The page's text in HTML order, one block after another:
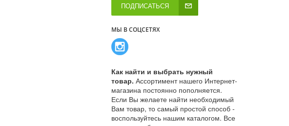
ПОДПИСАТЬСЯ
МЫ В СОЦСЕТЯХ
Как найти и выбрать нужный
товар. Ассортимент нашего Интернет-
магазина постоянно пополняется.
Если Вы желаете найти необходимый
Вам товар, то самый простой способ -
воспользуйтесь нашим каталогом. Все